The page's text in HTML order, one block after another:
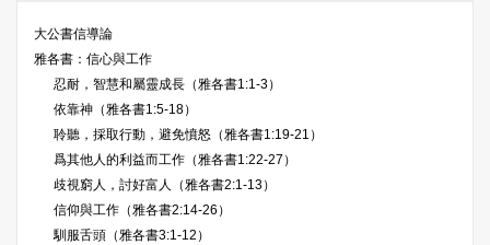
大公書信導論
雅各書：信心與工作
忍耐，智慧和屬靈成長（雅各書1:1-3）
依靠神（雅各書1:5-18）
聆聽，採取行動，避免憤怒（雅各書1:19-21）
爲其他人的利益而工作（雅各書1:22-27）
歧視窮人，討好富人（雅各書2:1-13）
信仰與工作（雅各書2:14-26）
馴服舌頭（雅各書3:1-12）